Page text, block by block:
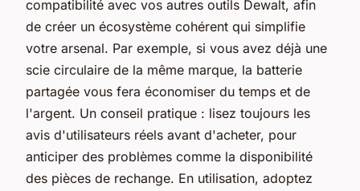
compatibilité avec vos autres outils Dewalt, afin
de créer un écosystème cohérent qui simplifie
votre arsenal. Par exemple, si vous avez déjà une
scie circulaire de la même marque, la batterie
partagée vous fera économiser du temps et de
l'argent. Un conseil pratique : lisez toujours les
avis d'utilisateurs réels avant d'acheter, pour
anticiper des problèmes comme la disponibilité
des pièces de rechange. En utilisation, adoptez